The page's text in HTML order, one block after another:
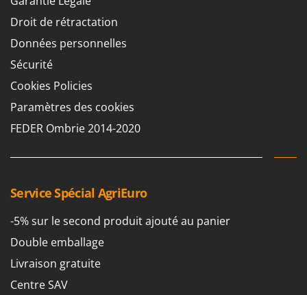
Droit de rétractation
Données personnelles
Sécurité
Cookies Policies
Paramètres des cookies
FEDER Ombrie 2014-2020
Service Spécial AgriEuro
-5% sur le second produit ajouté au panier
Double emballage
Livraison gratuite
Centre SAV